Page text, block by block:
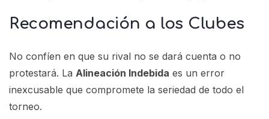
Recomendación a los Clubes
No confíen en que su rival no se dará cuenta o no
protestará. La Alineación Indebida es un error
inexcusable que compromete la seriedad de todo el
torneo.